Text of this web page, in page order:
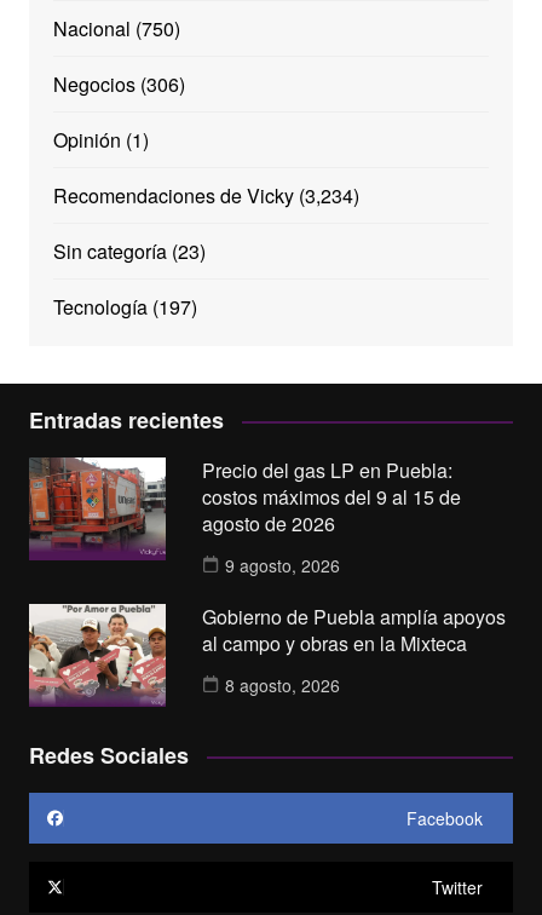
Nacional (750)
Negocios(306)
Opinión (1)
Recomendaciones de Vicky(3,234)
Sin categoría(23)
Tecnología(197)
Entradas recientes
Precio del gas LP en Puebla:
costos máximos del 9 al 15 de
agosto de 2026
9 agosto, 2026
Gobierno de Puebla amplía apoyos
al campo y obras en la Mixteca
8 agosto, 2026
Redes Sociales
Facebook
Twitter